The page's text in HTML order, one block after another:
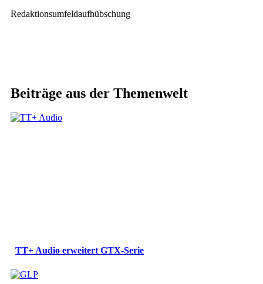
Redaktionsumfeldaufhübschung
Beiträge aus der Themenwelt
TT+ Audio erweitert GTX-Serie